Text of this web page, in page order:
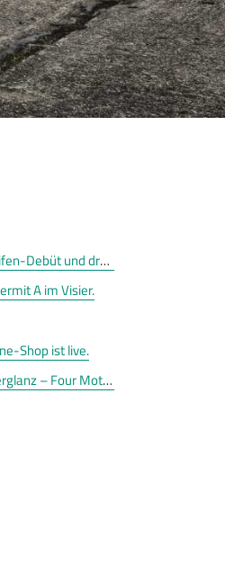
und drei Permit A
A im Visier.
Shop ist live.
Motors sagt Danke